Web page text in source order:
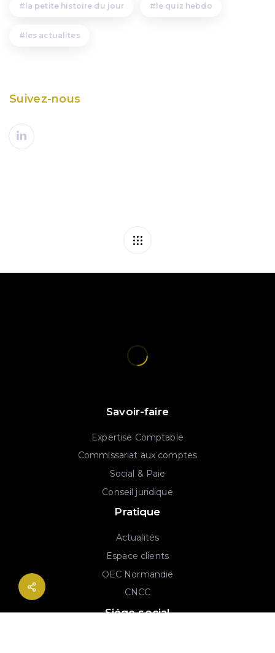
la petite histoire du jour le quiz hebdo
les actualites
Suivez-nous
Savoir-faire
Expertise Comptable
Commissariat aux comptes
Social & Paie
Conseil juridique
Pratique
Actualités
Espace clients
OEC Normandie
CNCC
Siége social